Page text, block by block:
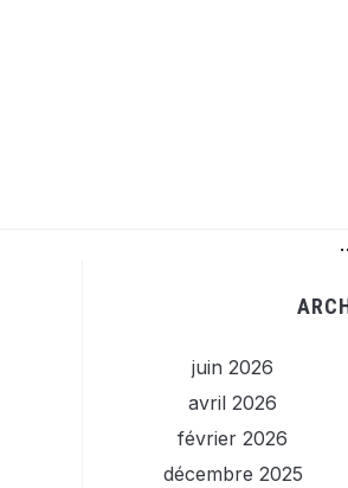
juin 2026
avril 2026
février 2026
décembre 2025